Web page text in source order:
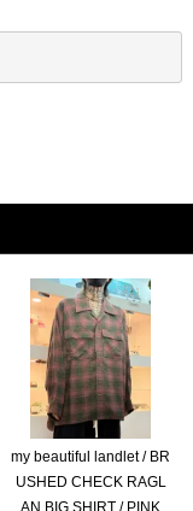
my beautiful landlet / BR
USHED CHECK RAGL